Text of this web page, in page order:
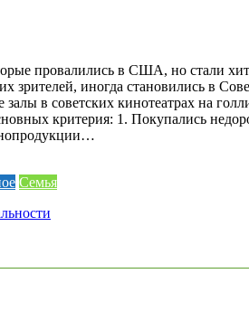
провалились в США, но стали
зрителей, иногда становились в
в советских кинотеатрах на
критерия: 1. Покупались
Семья